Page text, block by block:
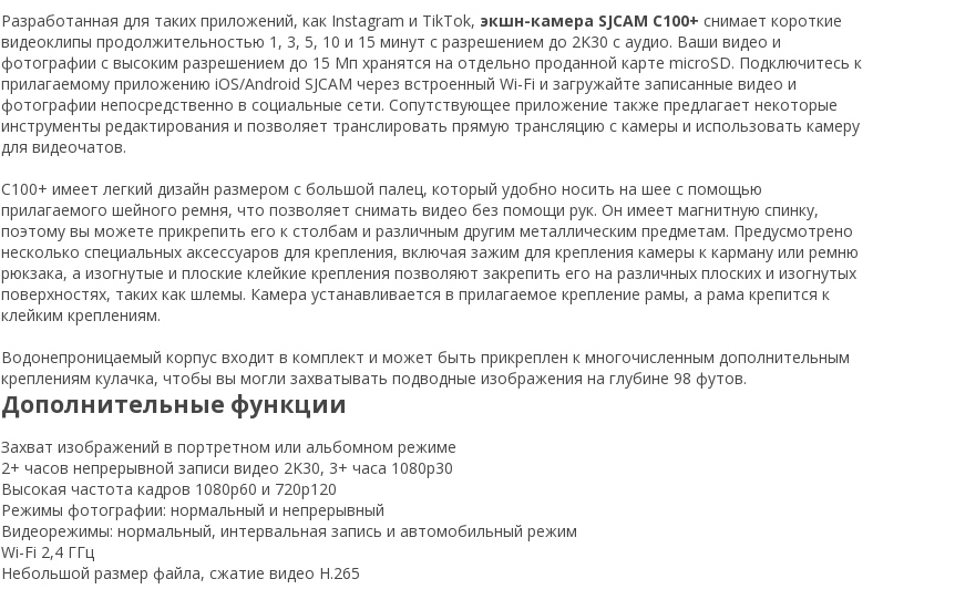
Разработанная для таких приложений, как Instagram и TikTok, экшн-камера SJCAM C100+ снимает короткие
видеоклипы продолжительностью 1, 3, 5, 10 и 15 минут с разрешением до 2K30 с аудио. Ваши видео и
фотографии с высоким разрешением до 15 Мп хранятся на отдельно проданной карте microSD. Подключитесь к
прилагаемому приложению iOS/Android SJCAM через встроенный Wi-Fi и загружайте записанные видео и
фотографии непосредственно в социальные сети. Сопутствующее приложение также предлагает некоторые
инструменты редактирования и позволяет транслировать прямую трансляцию с камеры и использовать камеру
для видеочатов.
C100+ имеет легкий дизайн размером с большой палец, который удобно носить на шее с помощью
прилагаемого шейного ремня, что позволяет снимать видео без помощи рук. Он имеет магнитную спинку,
поэтому вы можете прикрепить его к столбам и различным другим металлическим предметам. Предусмотрено
несколько специальных аксессуаров для крепления, включая зажим для крепления камеры к карману или ремню
рюкзака, а изогнутые и плоские клейкие крепления позволяют закрепить его на различных плоских и изогнутых
поверхностях, таких как шлемы. Камера устанавливается в прилагаемое крепление рамы, а рама крепится к
клейким креплениям.
Водонепроницаемый корпус входит в комплект и может быть прикреплен к многочисленным дополнительным
креплениям кулачка, чтобы вы могли захватывать подводные изображения на глубине 98 футов.
Дополнительные функции
Захват изображений в портретном или альбомном режиме
2+ часов непрерывной записи видео 2K30, 3+ часа 1080p30
Высокая частота кадров 1080p60 и 720p120
Режимы фотографии: нормальный и непрерывный
Видеорежимы: нормальный, интервальная запись и автомобильный режим
Wi-Fi 2,4 ГГц
Небольшой размер файла, сжатие видео H.265